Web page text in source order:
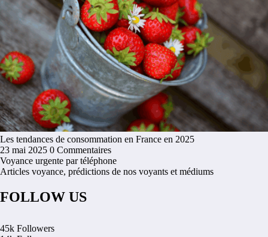
Les tendances de consommation en France en 2025
23 mai 2025 0 Commentaires
Voyance urgente par téléphone
Articles voyance, prédictions de nos voyants et médiums
FOLLOW US
45k Followers